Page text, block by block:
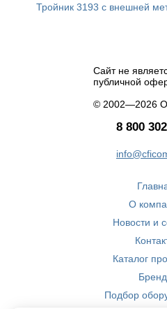
Тройник 3193 с внешней
Сайт не
публичной
© 2002—2026
8 800
О
Новости и
Каталог
Подбор